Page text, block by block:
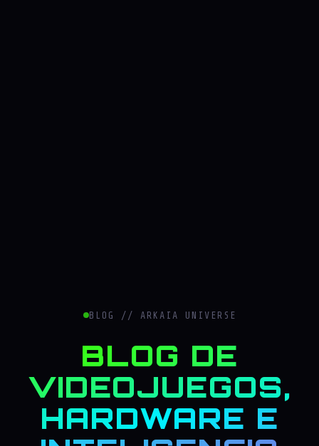
BLOG // ARKAIA UNIVERSE
BLOG DE
VIDEOJUEGOS,
HARDWARE E